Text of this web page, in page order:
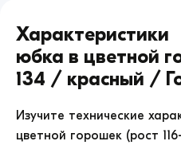
обметанным срезом.
фиксации на вешалке.
с сатиновым
поверхность гладкая,
<br>Ткань - 100%
м². На ткань нанесен
Характеристики
Юбка в цветной горошек (рост 116-
134 / красный /
Изучите технические
цветной горошек (рост